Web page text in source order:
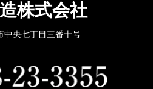
株式会社
中央七丁目三番十号